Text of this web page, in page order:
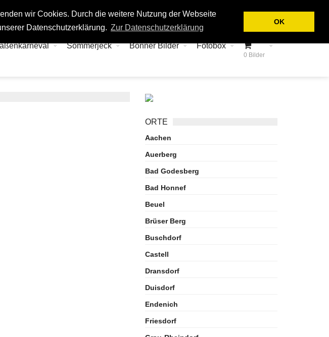
wir Cookies. Durch die weitere Nutzung der Webseite
Datenschutzerklärung. Zur Datenschutzerklärung
OK
Login Kontakt
Sommerjeck Bonner Bilder Fotobox
0 Bilder
ORTE
Aachen
Auerberg
Bad Godesberg
Bad Honnef
Beuel
Brüser Berg
Buschdorf
Castell
Dransdorf
Duisdorf
Endenich
Friesdorf